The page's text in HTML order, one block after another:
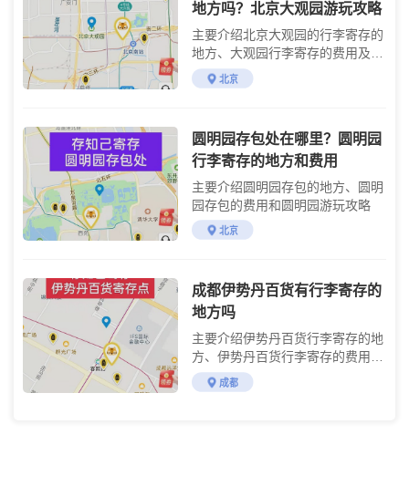
地方吗？北京大观园游玩攻略
主要介绍北京大观园的行李寄存的
地方、大观园行李寄存的费用及大
观园游玩攻略
北京
圆明园存包处在哪里？圆明园
行李寄存的地方和费用
主要介绍圆明园存包的地方、圆明
园存包的费用和圆明园游玩攻略
北京
成都伊势丹百货有行李寄存的
地方吗
主要介绍伊势丹百货行李寄存的地
方、伊势丹百货行李寄存的费用及
购物攻略
成都